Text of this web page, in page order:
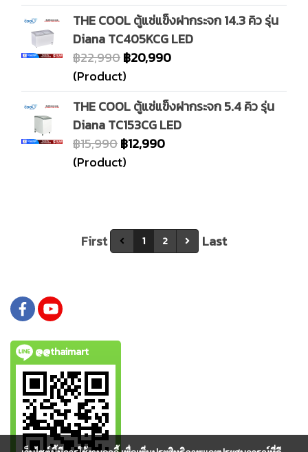
THE COOL ตู้แช่แข็งฝากระจก 14.3 คิว รุ่น
Diana TC405KCG LED
฿22,990฿20,990
(Product)
THE COOL ตู้แช่แข็งฝากระจก 5.4 คิว รุ่น
Diana TC153CG LED
฿15,990฿12,990
(Product)
First 1 2 Last
@@thaimart